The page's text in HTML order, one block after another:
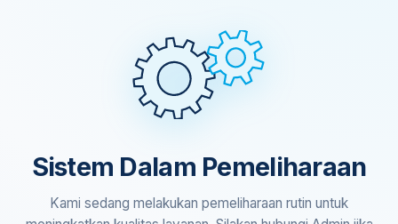
Sistem Dalam Pemeliharaan
Kami sedang melakukan pemeliharaan rutin untuk